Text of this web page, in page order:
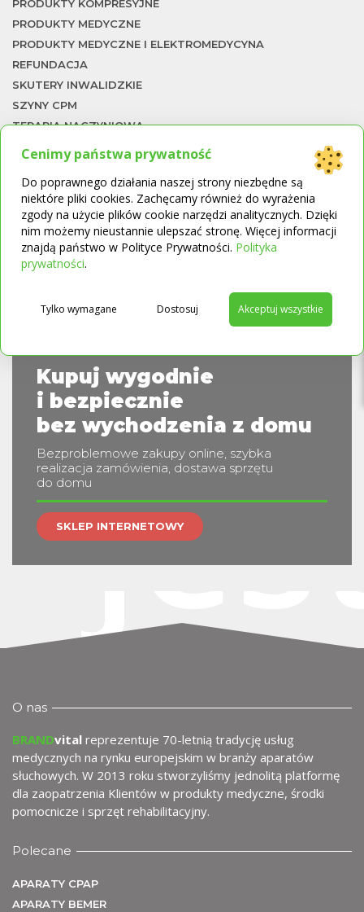
PRODUKTY KOMPRESYJNE
PRODUKTY MEDYCZNE
PRODUKTY MEDYCZNE I ELEKTROMEDYCYNA
REFUNDACJA
SKUTERY INWALIDZKIE
SZYNY CPM
TERAPIA NACZYNIOWA
TERMOMETRY
UKŁAD ODDECHOWY
WKŁADKI ORTOPEDYCZNE
WÓZKI I SKUTERY INWALIDZKIE
WÓZKI INWALIDZKIE
ŁAWKI I KRZESŁA KĄPIELOWE
ŁÓŻKA REHABILITACYJNE
PRZECIWODLEŻYNOWE
Kupuj wygodnie
i bezpiecznie
bez wychodzenia z domu
Bezproblemowe zakupy online, szybka
realizacja zamówienia, dostawa sprzętu
do domu
SKLEP INTERNETOWY
O nas
BRANDvital reprezentuje 70-letnią tradycję usług
medycznych na rynku europejskim w branży aparatów
słuchowych. W 2013 roku stworzyliśmy jednolitą platformę
dla zaopatrzenia Klientów w produkty medyczne, środki
pomocnicze i sprzęt rehabilitacyjny.
Polecane
APARATY CPAP
APARATY BEMER
Cenimy państwa prywatność
Do poprawnego działania naszej strony niezbędne są
niektóre pliki cookies. Zachęcamy również do wyrażenia
zgody na użycie plików cookie narzędzi analitycznych. Dzięki
nim możemy nieustannie ulepszać stronę. Więcej informacji
znajdą państwo w Polityce Prywatności. Polityka
prywatności.
Dostosuj
Tylko wymagane Akceptuj wszystkie
To